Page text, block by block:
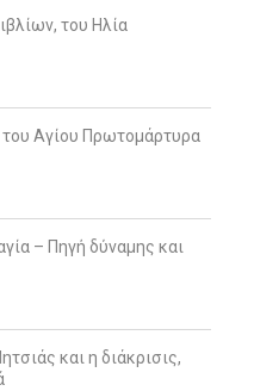
του Ηλία
του Αγίου Πρωτομάρτυρα
– Πηγή δύναμης και
και η διάκρισις,